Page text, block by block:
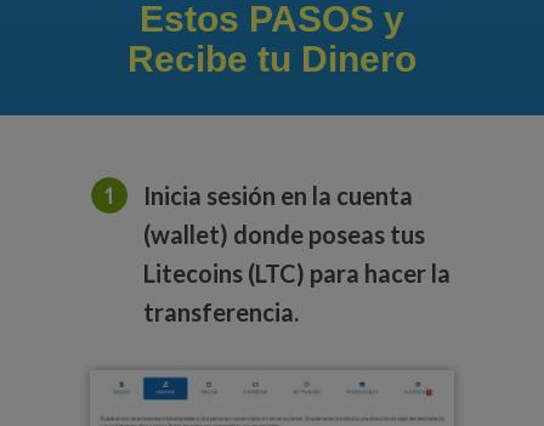
Estos PASOS y
Recibe tu Dinero
Inicia sesión en la cuenta
(wallet) donde poseas tus
Litecoins (LTC) para hacer la
transferencia.